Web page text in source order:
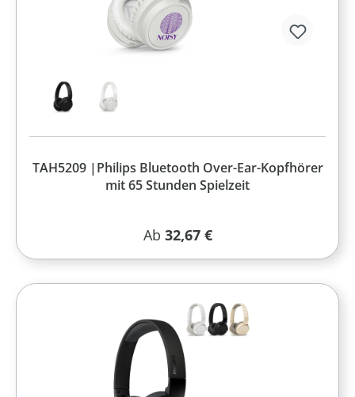
TAH5209 |Philips Bluetooth Over-Ear-Kopfhörer
mit 65 Stunden Spielzeit
Regulärer Preis:
Ab 32,67 €